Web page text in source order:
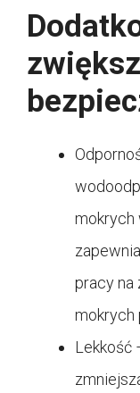
mokrych
pracy na
mokrych
Lekkość